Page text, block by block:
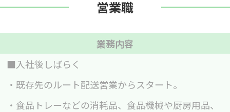
営業職
業務内容
■入社後しばらく
・既存先のルート配送営業からスタート。
・食品トレーなどの消耗品、食品機械や厨房用品、